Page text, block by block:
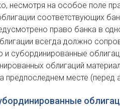
несмотря на особое поле
соответствующих
право банка в
всегда должно
субординированные
облигаций
предпоследнем месте (перед